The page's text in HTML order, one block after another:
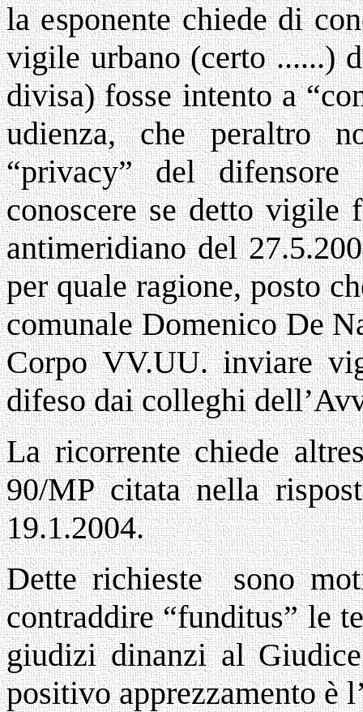
la esponente chiede di
vigile urbano (certo ......)
divisa) fosse intento a
udienza, che peraltro
“privacy” del
conoscere se detto vigile
antimeridiano del
per quale ragione, posto
comunale Domenico De
Corpo VV.UU. inviare
difeso dai colleghi
La ricorrente chiede
90/MP citata nella
19.1.2004.
Dette richieste sono
contraddire “funditus” le
giudizi dinanzi al
positivo apprezzamento è